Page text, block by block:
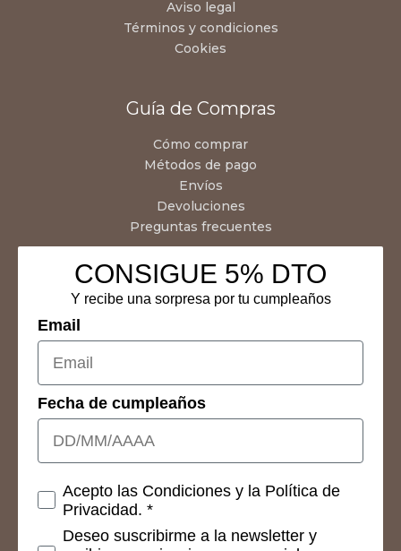
Aviso legal
Términos y condiciones
Cookies
Guía de Compras
Cómo comprar
Métodos de pago
Envíos
Devoluciones
Preguntas frecuentes
CONSIGUE 5% DTO
Y recibe una sorpresa por tu cumpleaños
Email
Fecha de cumpleaños
Consetimientos
Acepto las Condiciones y la Política de
Privacidad. *
Deseo suscribirme a la newsletter y